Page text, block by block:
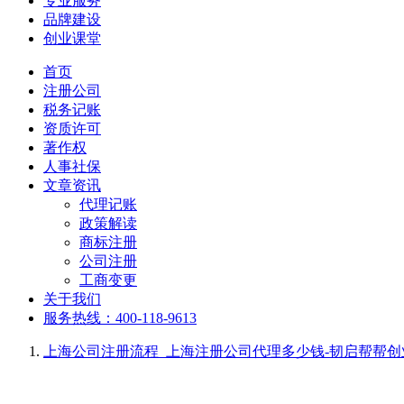
品牌建设
创业课堂
首页
注册公司
税务记账
资质许可
著作权
人事社保
文章资讯
代理记账
政策解读
商标注册
公司注册
工商变更
关于我们
服务热线：400-118-9613
上海公司注册流程_上海注册公司代理多少钱-韧启帮帮创